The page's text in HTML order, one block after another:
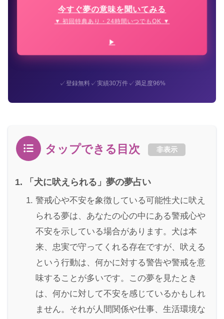
今すぐ夢の意味を聞いてみる
▼ 初回特典あり・24時間いつでもOK ▼
✓登録無料✓実績30万件✓満足度96%
タップできる目次 非表示
「犬に吠えられる」夢の夢占い
警戒心や不安を象徴している可能性犬に吠え
られる夢は、あなたの心の中にある警戒心や
不安を示している場合があります。犬は本
来、忠実で守ってくれる存在ですが、吠える
という行動は、何かに対する警告や警戒を意
味することが多いです。この夢を見たとき
は、何かに対して不安を感じているかもしれ
ません。それが人間関係や仕事、生活環境な